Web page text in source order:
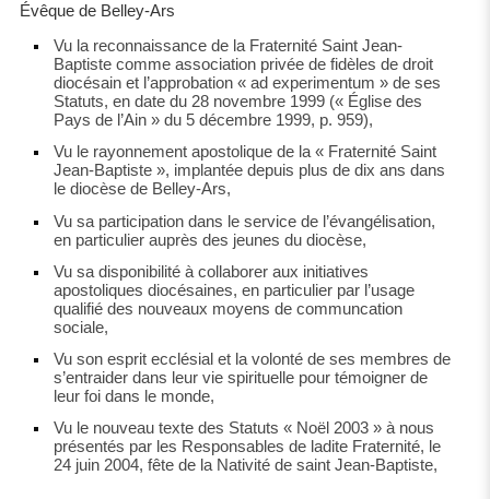
Évêque de Belley-Ars
Vu la reconnaissance de la Fraternité Saint Jean-
Baptiste comme association privée de fidèles de droit
diocésain et l’approbation « ad experimentum » de ses
Statuts, en date du 28 novembre 1999 (« Église des
Pays de l’Ain » du 5 décembre 1999, p. 959),
Vu le rayonnement apostolique de la « Fraternité Saint
Jean-Baptiste », implantée depuis plus de dix ans dans
le diocèse de Belley-Ars,
Vu sa participation dans le service de l’évangélisation,
en particulier auprès des jeunes du diocèse,
Vu sa disponibilité à collaborer aux initiatives
apostoliques diocésaines, en particulier par l’usage
qualifié des nouveaux moyens de communcation
sociale,
Vu son esprit ecclésial et la volonté de ses membres de
s’entraider dans leur vie spirituelle pour témoigner de
leur foi dans le monde,
Vu le nouveau texte des Statuts « Noël 2003 » à nous
présentés par les Responsables de ladite Fraternité, le
24 juin 2004, fête de la Nativité de saint Jean-Baptiste,